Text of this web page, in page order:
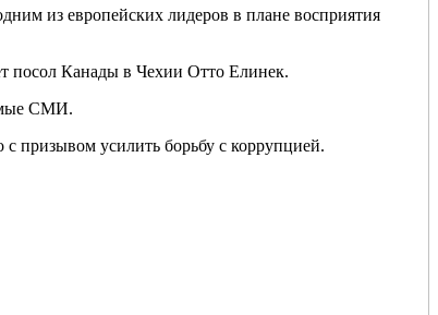
из европейских лидеров в плане восприятия
посол Канады в Чехии Отто Елинек.
СМИ.
призывом усилить борьбу с коррупцией.